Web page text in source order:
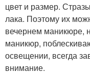
цвет и размер.
лака. Поэтому их
вечернем маникюре,
маникюр,
освещении, всегда
внимание.